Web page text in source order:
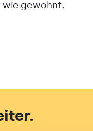
wie gewohnt.